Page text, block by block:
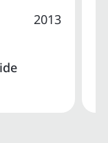
2013